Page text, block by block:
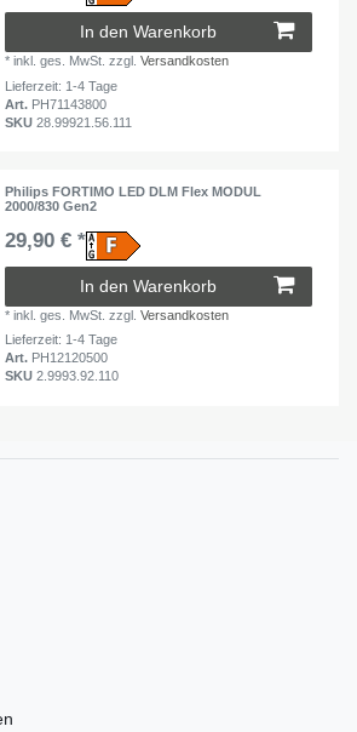
In den Warenkorb
*inkl. ges. MwSt. zzgl.Versandkosten
Lieferzeit: 1-4 Tage
Art. PH71143800
SKU28.99921.56.111
Philips FORTIMO LED DLM Flex MODUL
2000/830 Gen2
29,90 € *
In den Warenkorb
*inkl. ges. MwSt. zzgl.Versandkosten
Lieferzeit: 1-4 Tage
Art. PH12120500
SKU2.9993.92.110